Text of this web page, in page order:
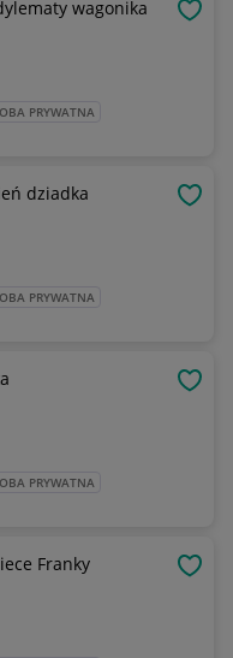
wagonika
PRYWATNA
dziadka
PRYWATNA
PRYWATNA
Franky